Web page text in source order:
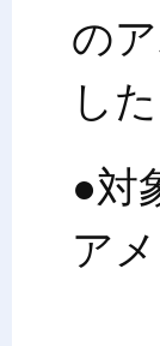
の
した
●対
ア